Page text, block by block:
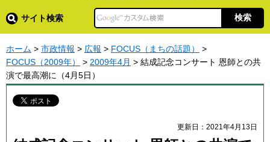
サイト検索
ホーム > 市政情報 > 広報 > FOCUS（まちの話題）
>
FOCUS（2009年）
> 2009年4月 > 結成記念コンサート 恩師との共
演で最高潮に（4月5日）
更新日：2021年4月13日